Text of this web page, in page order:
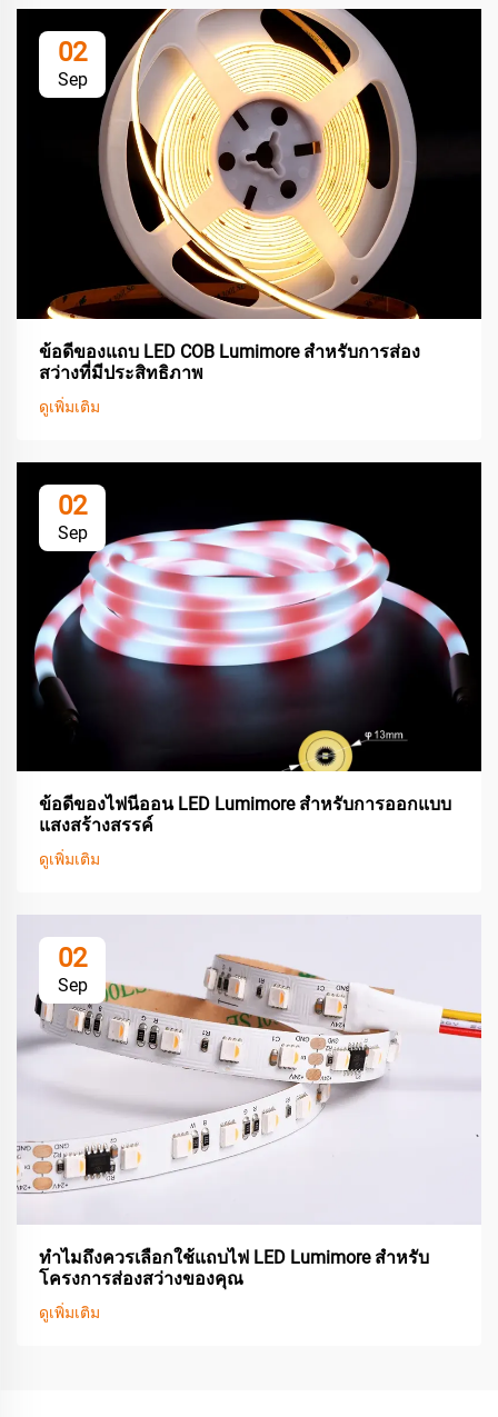
02
Sep
ข้อดีของแถบ LED COB Lumimore สำหรับการส่อง
สว่างที่มีประสิทธิภาพ
ดูเพิ่มเติม
02
Sep
ข้อดีของไฟนีออน LED Lumimore สำหรับการออกแบบ
แสงสร้างสรรค์
ดูเพิ่มเติม
02
Sep
ทำไมถึงควรเลือกใช้แถบไฟ LED Lumimore สำหรับ
โครงการส่องสว่างของคุณ
ดูเพิ่มเติม